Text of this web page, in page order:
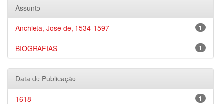
Assunto
1
Anchieta, José de, 1534-1597
1
BIOGRAFIAS
Data de Publicação
1
1618